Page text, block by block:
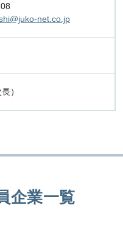
net.co.jp
）
企業一覧